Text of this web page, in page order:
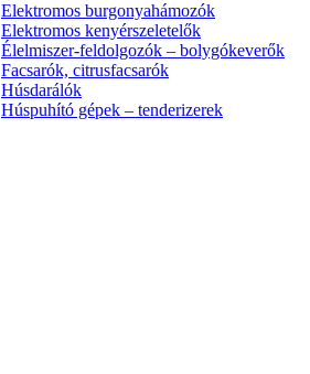
Elektromos burgonyahámozók
Elektromos kenyérszeletelők
Élelmiszer-feldolgozók – bolygókeverők
Facsarók, citrusfacsarók
Húsdarálók
Húspuhító gépek – tenderizerek